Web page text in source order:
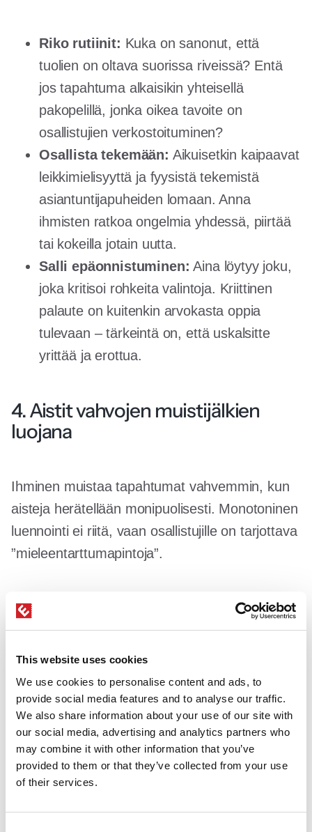
This website uses cookies
We use cookies to personalise content and ads, to
provide social media features and to analyse our traffic.
We also share information about your use of our site with
our social media, advertising and analytics partners who
may combine it with other information that you’ve
provided to them or that they’ve collected from your use
of their services.
Riko rutiinit: Kuka on sanonut, että
tuolien on oltava suorissa riveissä? Entä
jos tapahtuma alkaisikin yhteisellä
pakopelillä, jonka oikea tavoite on
osallistujien verkostoituminen?
Osallista tekemään: Aikuisetkin kaipaavat
leikkimielisyyttä ja fyysistä tekemistä
asiantuntijapuheiden lomaan. Anna
ihmisten ratkoa ongelmia yhdessä, piirtää
tai kokeilla jotain uutta.
Salli epäonnistuminen: Aina löytyy joku,
joka kritisoi rohkeita valintoja. Kriittinen
palaute on kuitenkin arvokasta oppia
tulevaan – tärkeintä on, että uskalsitte
yrittää ja erottua.
4. Aistit vahvojen muistijälkien
luojana
Ihminen muistaa tapahtumat vahvemmin, kun
aisteja herätellään monipuolisesti. Monotoninen
luennointi ei riitä, vaan osallistujille on tarjottava
”mieleentarttumapintoja”.
Valaistus, tilan asettelu ja
brändin värit luovat alitajuisesti tunnelmaa
ja mielikuvia heti ovelta alkaen.
Tuntoaisti:
Fyysinen tekeminen ja
konkreettisten asioiden kokeileminen
tekevät kokemuksesta elävämmän
verrattuna pelkkään kuunteluun.
Hajuaisti:Tuoksut luovat vahvoja
muistijälkiä, mutta muista myös
tarkoituksellinen tuoksuttomuus